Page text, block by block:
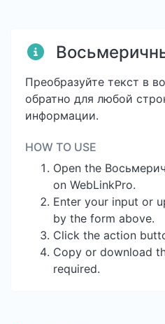
Преобразуйте текст в
обратно для любой
информации.
HOW TO USE
Open the
on WebLinkPro.
Enter your input or
by the form above.
Click the action
Copy or download
required.